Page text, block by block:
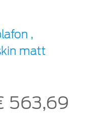
,
matt
563,69